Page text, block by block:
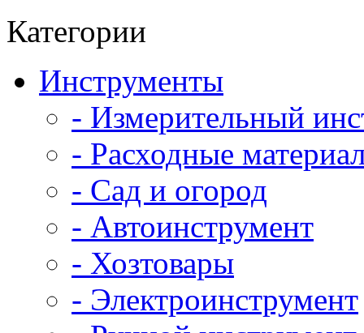
Категории
Инструменты
- Измерительный
- Расходные
- Сад и огород
- Автоинструмент
- Хозтовары
- Электроинструмент